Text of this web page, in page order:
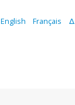
English Français